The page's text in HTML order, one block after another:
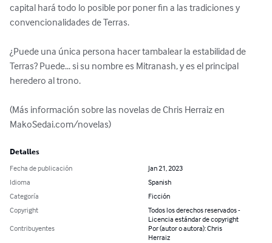
capital hará todo lo posible por poner fin a las tradiciones y
convencionalidades de Terras.
¿Puede una única persona hacer tambalear la estabilidad de
Terras? Puede... si su nombre es Mitranash, y es el principal
heredero al trono.
(Más información sobre las novelas de Chris Herraiz en
MakoSedai.com/novelas)
Detalles
Fecha de publicación
Jan 21, 2023
Idioma
Spanish
Categoría
Ficción
Copyright
Todos los derechos reservados -
Licencia estándar de copyright
Contribuyentes
Por (autor o autora): Chris
Herraiz